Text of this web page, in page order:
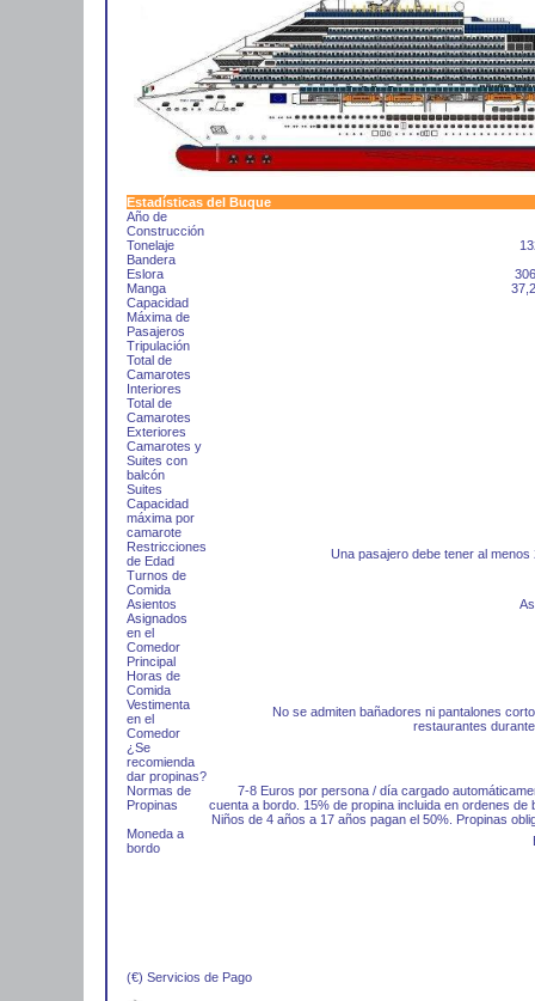
Estadísticas del Buque
Año de
Construcción
Tonelaje
Bandera
Eslora
Manga
Capacidad
Máxima de
Pasajeros
Tripulación
Total de
Camarotes
Interiores
Total de
Camarotes
Exteriores
Camarotes y
Suites con
balcón
Suites
Capacidad
máxima por
camarote
Restricciones
de Edad
Una pasajero debe tener al menos
Turnos de
Comida
Asientos
Asignados
en el
Comedor
Principal
Horas de
Comida
Vestimenta
en el
Comedor
No se admiten bañadores ni pantalones
restaurantes
¿Se
recomienda
dar propinas?
Normas de
Propinas
7-8 Euros por persona / día cargado
cuenta a bordo. 15% de propina incluida en ordenes de
Niños de 4 años a 17 años pagan el 50%. Propinas
Moneda a
bordo
(€) Servicios de Pago